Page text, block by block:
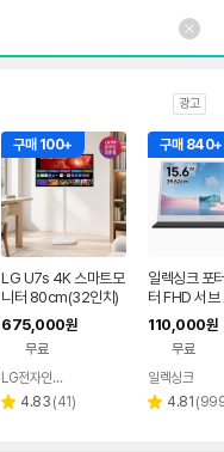
광고
구매 100+
LG U7s 4K 스마트모
니터 80cm(32인치)
스탠바이미 스윙 삼탠
바이미 라이트 세트
675,000원
무료
LG전자인증점 DHCNC
별 4.83 리
(41)
구매 840+
일렉싱크 포
터 FHD 서브
5A (15.6인
cm
110,000원
무료
페
일렉싱크
별 4.81 리
(